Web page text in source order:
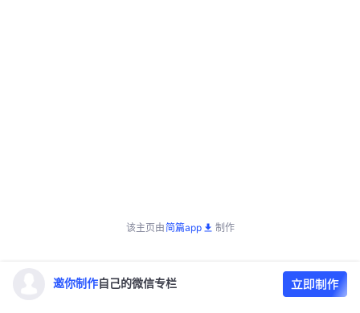
该主页由简篇app 制作
邀你制作 自己的微信专栏